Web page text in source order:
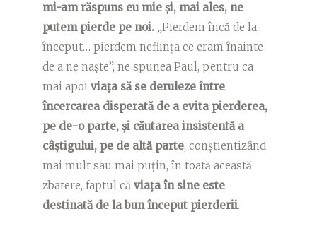
mi-am răspuns eu mie și, mai ales, ne
putem pierde pe noi. „Pierdem încă de la
început… pierdem neființa ce eram înainte
de a ne naște”, ne spunea Paul, pentru ca
mai apoi viața să se deruleze între
încercarea disperată de a evita pierderea,
pe de-o parte, și căutarea insistentă a
câștigului, pe de altă parte, conștientizând
mai mult sau mai puțin, în toată această
zbatere, faptul că viața în sine este
destinată de la bun început pierderii.